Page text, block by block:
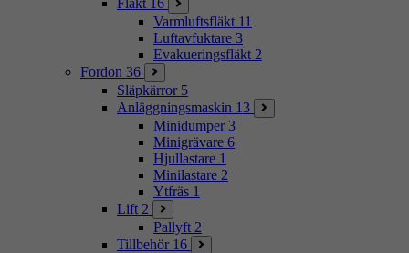
Varmluftsfläkt 11
Luftavfuktare 3
Evakueringsfläkt 2
Fordon 36
Släpkärror 5
Anläggningsmaskin 13
Minidumper 3
Minigrävare 6
Hjullastare 1
Minilastare 2
Ytfräs 1
Lift 2
Pallyft 2
Tillbehör 16